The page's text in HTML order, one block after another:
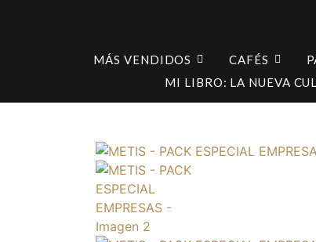
MÁS VENDIDOS CAFÉS
MI LIBRO: LA NUEVA